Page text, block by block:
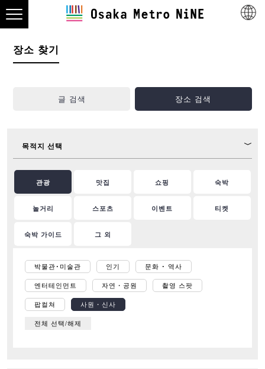
장소 찾기
글 검색 장소 검색
목적지 선택
관광 맛집 쇼핑 숙박
놀거리 스포츠 이벤트 티켓
숙박 가이드 그 외
박물관･미술관 인기 문화 ･ 역사
엔터테인먼트 자연・공원 촬영 스팟
팝컬쳐 사원・신사
전체 선택/해제